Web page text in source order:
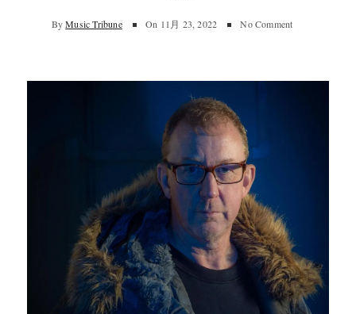
By Music Tribune On 11月 23, 2022 No Comment